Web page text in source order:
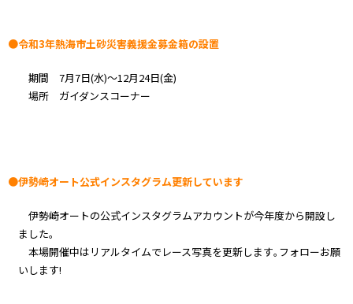
●令和3年熱海市土砂災害義援金募金箱の設置
期間 7月7日(水)～12月24日(金)
場所 ガイダンスコーナー
●伊勢崎オート公式インスタグラム更新しています
伊勢崎オートの公式インスタグラムアカウントが今年度から開設し
ました｡
本場開催中はリアルタイムでレース写真を更新します｡フォローお願
いします!